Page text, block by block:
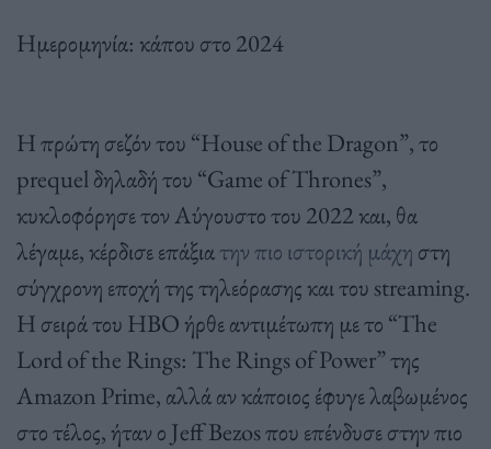
Ημερομηνία: κάπου στο 2024
Η πρώτη σεζόν του “House of the Dragon”, το
prequel δηλαδή του “Game of Thrones”,
κυκλοφόρησε τον Αύγουστο του 2022 και, θα
λέγαμε, κέρδισε επάξιατην πιο ιστορική μάχη στη
σύγχρονη εποχή της τηλεόρασης και του streaming.
Η σειρά του HBO ήρθε αντιμέτωπη με το “The
Lord of the Rings: The Rings of Power” της
Amazon Prime, αλλά αν κάποιος έφυγε λαβωμένος
στο τέλος, ήταν ο Jeff Bezos που επένδυσε στην πιο